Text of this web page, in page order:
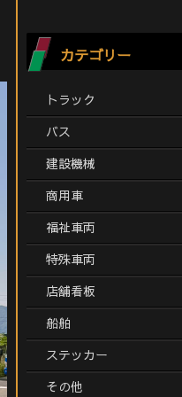
カテゴリー
トラック
バス
建設機械
商用車
福祉車両
特殊車両
店舗看板
船舶
ステッカー
その他